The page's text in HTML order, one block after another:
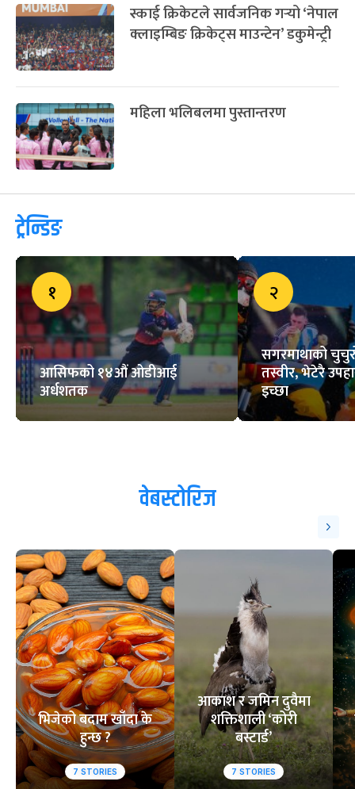
स्काई क्रिकेटले सार्वजनिक गर्‍यो ‘नेपाल
क्लाइम्बिङ क्रिकेट्स माउन्टेन’ डकुमेन्ट्री
महिला भलिबलमा पुस्तान्तरण
ट्रेन्डिङ
१
आसिफको १४औं ओडीआई
अर्धशतक
२
सगरमाथाको
तस्वीर, भेटेरै
इच्छा
वेबस्टोरिज
भिजेको बदाम खाँदा के
हुन्छ ?
7 STORIES
आकाश र जमिन दुवैमा
शक्तिशाली ‘कोरी
बस्टार्ड’
7 STORIES